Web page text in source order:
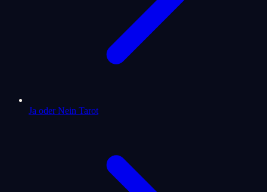
Ja oder Nein Tarot